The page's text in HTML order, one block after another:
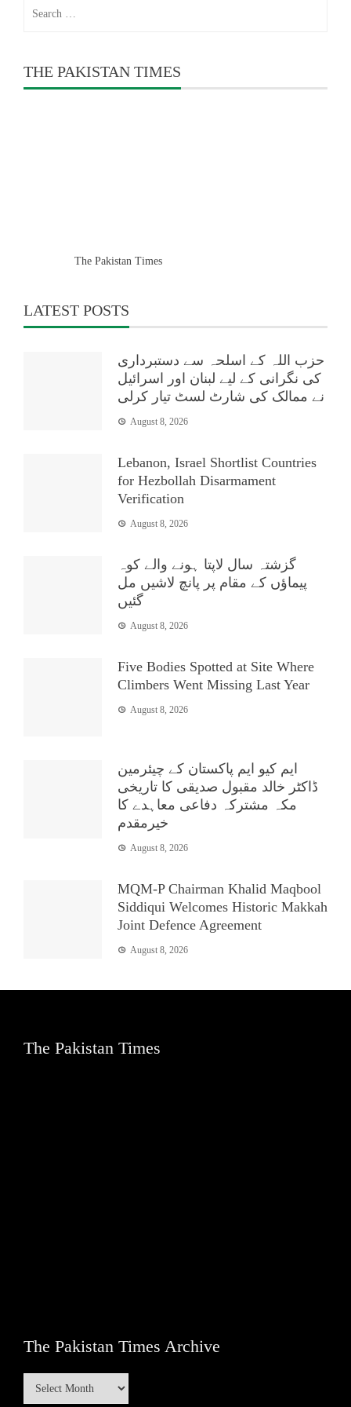
THE PAKISTAN TIMES
The Pakistan Times
LATEST POSTS
حزب اللہ کے اسلحہ سے دستبرداری
کی نگرانی کے لیے لبنان اور اسرائیل
نے ممالک کی شارٹ لسٹ تیار کرلی
August 8, 2026
Lebanon, Israel Shortlist Countries
for Hezbollah Disarmament
Verification
August 8, 2026
گزشتہ سال لاپتا ہونے والے کوہ
پیماؤں کے مقام پر پانچ لاشیں مل
گئیں
August 8, 2026
Five Bodies Spotted at Site Where
Climbers Went Missing Last Year
August 8, 2026
ایم کیو ایم پاکستان کے چیئرمین
ڈاکٹر خالد مقبول صدیقی کا تاریخی
مکہ مشترکہ دفاعی معاہدے کا
خیرمقدم
August 8, 2026
MQM-P Chairman Khalid Maqbool
Siddiqui Welcomes Historic Makkah
Joint Defence Agreement
August 8, 2026
The Pakistan Times
The Pakistan Times Archive
The
Pakistan